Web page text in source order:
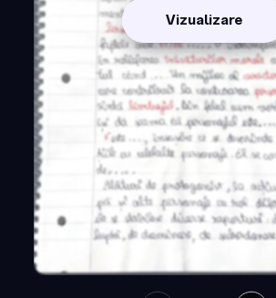
Vizualizare